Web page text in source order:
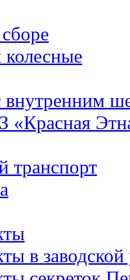
«Красная
транспорт
в заводской